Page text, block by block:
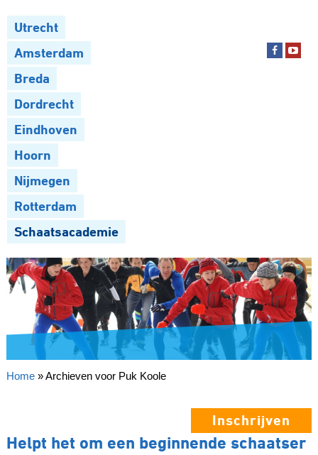
Utrecht
Amsterdam
Breda
Dordrecht
Eindhoven
Hoorn
Nijmegen
Rotterdam
Schaatsacademie
Home»Archieven voor Puk Koole
Inschrijven
Helpt het om een beginnende schaatser